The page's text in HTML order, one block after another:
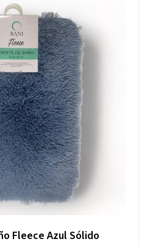
Fleece Azul Sólido